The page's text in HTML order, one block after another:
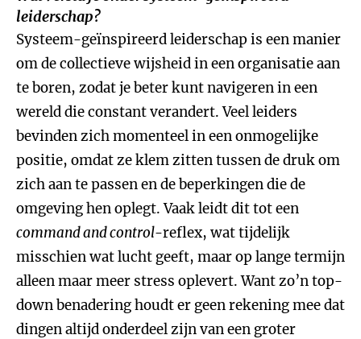
leiderschap?
Systeem-geïnspireerd leiderschap is een manier
om de collectieve wijsheid in een organisatie aan
te boren, zodat je beter kunt navigeren in een
wereld die constant verandert. Veel leiders
bevinden zich momenteel in een onmogelijke
positie, omdat ze klem zitten tussen de druk om
zich aan te passen en de beperkingen die de
omgeving hen oplegt. Vaak leidt dit tot een
command and control-reflex, wat tijdelijk
misschien wat lucht geeft, maar op lange termijn
alleen maar meer stress oplevert. Want zo’n top-
down benadering houdt er geen rekening mee dat
dingen altijd onderdeel zijn van een groter